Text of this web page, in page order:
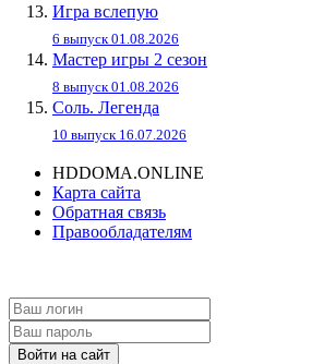
Игра вслепую
6 выпуск 01.08.2026
Мастер игры 2 сезон
8 выпуск 01.08.2026
Соль. Легенда
10 выпуск 16.07.2026
HDDOMA.ONLINE
Карта сайта
Обратная связь
Правообладателям
Войти на сайт